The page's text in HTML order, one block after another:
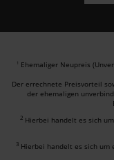
1 Ehemaliger Neupreis
Der errechnete Preisvorteil
der ehemaligen
2 Hierbei handelt es sich
3 Hierbei handelt es sich um